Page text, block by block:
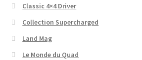
Classic 4×4 Driver
Collection Supercharged
Land Mag
Le Monde du Quad